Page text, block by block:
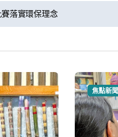
落實環保理念
焦點新聞